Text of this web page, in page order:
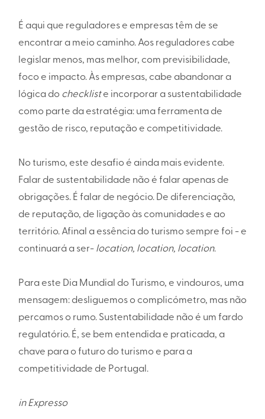
É aqui que reguladores e empresas têm de se
encontrar a meio caminho. Aos reguladores cabe
legislar menos, mas melhor, com previsibilidade,
foco e impacto. Às empresas, cabe abandonar a
lógica do checkliste incorporar a sustentabilidade
como parte da estratégia: uma ferramenta de
gestão de risco, reputação e competitividade.
No turismo, este desafio é ainda mais evidente.
Falar de sustentabilidade não é falar apenas de
obrigações. É falar de negócio. De diferenciação,
de reputação, de ligação às comunidades e ao
território. Afinal a essência do turismo sempre foi - e
continuará a ser- location, location, location.
Para este Dia Mundial do Turismo, e vindouros, uma
mensagem: desliguemos o complicómetro, mas não
percamos o rumo. Sustentabilidade não é um fardo
regulatório. É, se bem entendida e praticada, a
chave para o futuro do turismo e para a
competitividade de Portugal.
inExpresso